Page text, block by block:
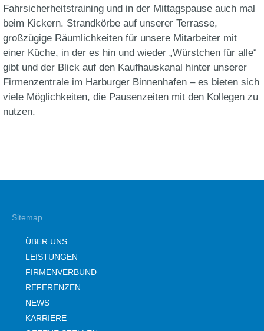
Fahrsicherheitstraining und in der Mittagspause auch mal
beim Kickern. Strandkörbe auf unserer Terrasse,
großzügige Räumlichkeiten für unsere Mitarbeiter mit
einer Küche, in der es hin und wieder „Würstchen für alle“
gibt und der Blick auf den Kaufhauskanal hinter unserer
Firmenzentrale im Harburger Binnenhafen – es bieten sich
viele Möglichkeiten, die Pausenzeiten mit den Kollegen zu
nutzen.
Sitemap
ÜBER UNS
LEISTUNGEN
FIRMENVERBUND
REFERENZEN
NEWS
KARRIERE